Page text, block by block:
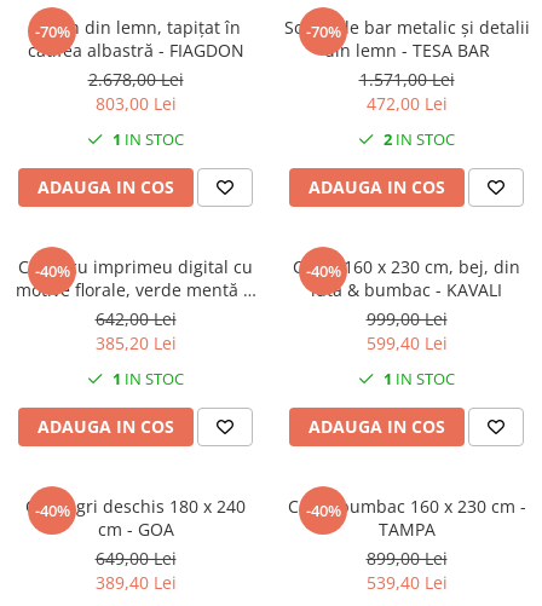
-70%
Scaun din lemn, tapițat în
catifea albastră - FIAGDON
2.678,00 Lei
803,00 Lei
1 IN STOC
ADAUGA IN COS
-70%
Scaun de bar metalic și detalii
din lemn - TESA BAR
1.571,00 Lei
472,00 Lei
2 IN STOC
ADAUGA IN COS
-40%
Covor cu imprimeu digital cu
motive florale, verde mentă și
maro
642,00 Lei
385,20 Lei
1 IN STOC
ADAUGA IN COS
-40%
Covor 160 x 230 cm, bej, din
iuta & bumbac - KAVALI
999,00 Lei
599,40 Lei
1 IN STOC
ADAUGA IN COS
-40%
Covor gri deschis 180 x 240
cm - GOA
649,00 Lei
389,40 Lei
-40%
Covor bumbac 160 x 230 cm -
TAMPA
899,00 Lei
539,40 Lei